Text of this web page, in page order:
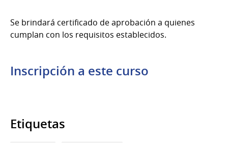
Se brindará certificado de aprobación a quienes
cumplan con los requisitos establecidos.
Inscripción a este curso
Etiquetas